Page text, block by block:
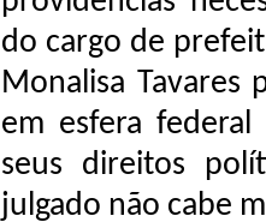
do cargo de
Monalisa Tavares
em esfera federal
seus direitos
julgado não cabe